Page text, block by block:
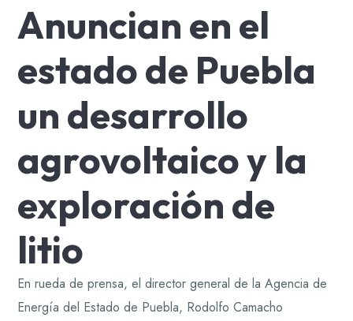
Anuncian en el
estado de Puebla
un desarrollo
agrovoltaico y la
exploración de
litio
En rueda de prensa, el director general de la Agencia de
Energía del Estado de Puebla, Rodolfo Camacho